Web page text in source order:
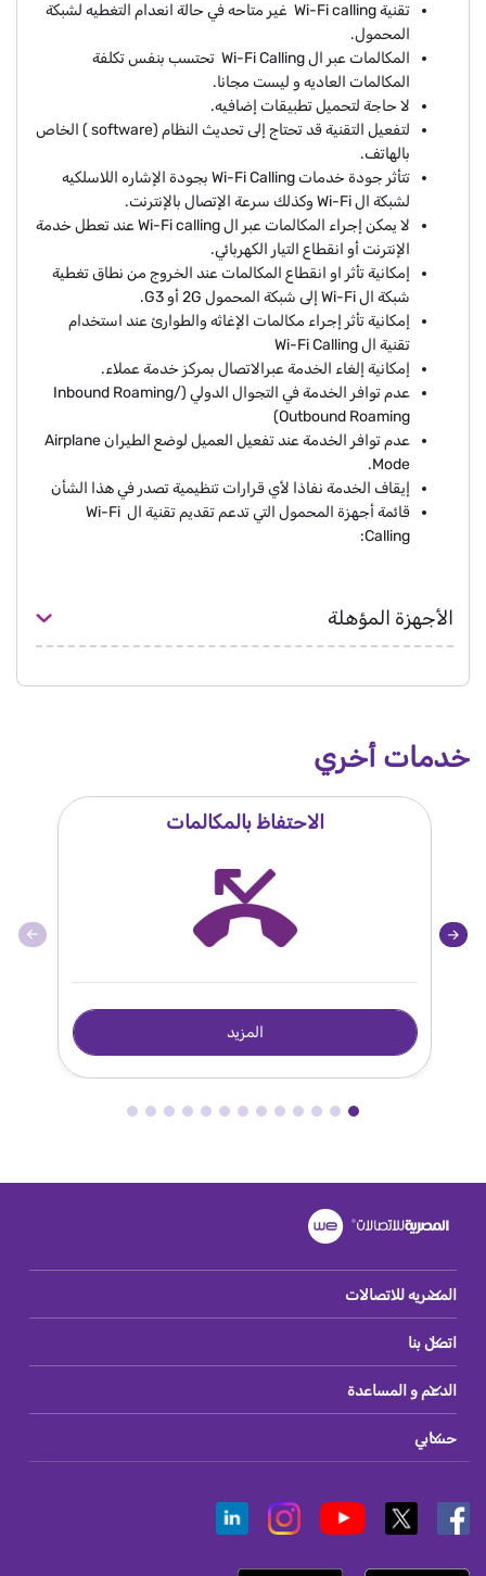
تقنية Wi-Fi calling غير متاحه في حالة انعدام التغطيه لشبكة
المحمول.
المكالمات عبر ال Wi-Fi Calling تحتسب بنفس تكلفة
المكالمات العاديه و ليست مجانا.
لا حاجة لتحميل تطبيقات إضافيه.
لتفعيل التقنية قد تحتاج إلى تحديث النظام (software ) الخاص
بالهاتف.
تتأثر جودة خدمات Wi-Fi Calling بجودة الإشاره اللاسلكيه
لشبكة ال Wi-Fi وكذلك سرعة الإتصال بالإنترنت.
لا يمكن إجراء المكالمات عبر ال Wi-Fi calling عند تعطل خدمة
الإنترنت أو انقطاع التيار الكهربائي.
إمكانية تأثر او انقطاع المكالمات عند الخروج من نطاق تغطية
شبكة ال Wi-Fi إلى شبكة المحمول 2G أو G3.
إمكانية تأثر إجراء مكالمات الإغاثه والطوارئ عند استخدام
تقنية ال Wi-Fi Calling
إمكانية إلغاء الخدمة عبرالاتصال بمركز خدمة عملاء.
عدم توافر الخدمة في التجوال الدولي (Inbound Roaming/
Outbound Roaming)
عدم توافر الخدمة عند تفعيل العميل لوضع الطيران Airplane
Mode.
إيقاف الخدمة نفاذا لأي قرارات تنظيمية تصدر في هذا الشأن
قائمة أجهزة المحمول التي تدعم تقديم تقنية ال Wi-Fi
Calling:
الأجهزة المؤهلة
خدمات أخري
الاحتفاظ بالمكالمات
المزيد
المصريه للاتصالات
اتصل بنا
الدعم و المساعدة
حسابي